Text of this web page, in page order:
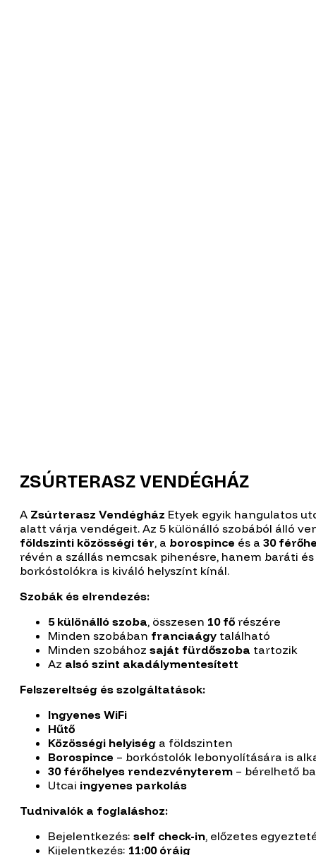
ZSÚRTERASZ VENDÉGHÁZ
A Zsúrterasz Vendégház Etyek egyik hangulatos
alatt várja vendégeit. Az 5 különálló szobából álló
földszinti közösségi tér, a borospince és a 30
révén a szállás nemcsak pihenésre, hanem baráti
borkóstolókra is kiváló helyszínt kínál.
Szobák és elrendezés:
5 különálló szoba, összesen 10 fő részére
Minden szobában franciaágy található
Minden szobához saját fürdőszoba tartozik
Az alsó szint akadálymentesített
Felszereltség és szolgáltatások:
Ingyenes WiFi
Hűtő
Közösségi helyiség a földszinten
Borospince – borkóstolók lebonyolítására is
30 férőhelyes rendezvényterem – bérelhető
Utcai ingyenes parkolás
Tudnivalók a foglaláshoz:
Bejelentkezés: self check-in, előzetes
Kijelentkezés: 11:00 óráig